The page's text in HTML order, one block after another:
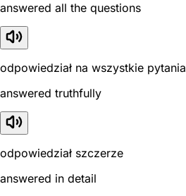
answered all the questions
odpowiedział na wszystkie pytania
answered truthfully
odpowiedział szczerze
answered in detail